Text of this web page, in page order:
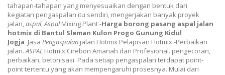
tahapan-tahapan yang menyesuaikan dengan bentuk dari
kegiatan pengaspalan itu sendiri, mengerjakan banyak proyek
jalan, aspal, AspalMixing Plant -Harga borong pasang aspal jalan
hotmix di Bantul Sleman Kulon Progo Gunung Kidul
Jogja Jasa Pengaspalan jalan Hotmix Pelapisan Hotmix -Perbaikan
jalan. ASPAL Hotmix Cirebon Amanah dan Profesional. pengecoran,
perbaikan, betonisasi. Pada setiap pengaspalan terdapat point-
point tertentu yang akan mempengaruhi prosesnya. Mulai dari